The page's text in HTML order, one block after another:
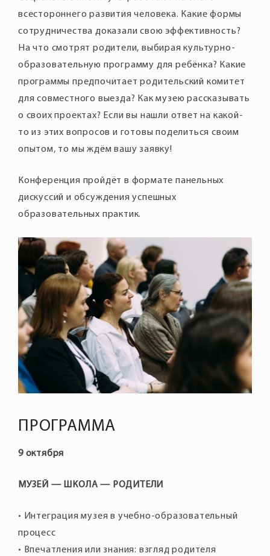
всестороннего развития человека. Какие формы
сотрудничества доказали свою эффективность?
На что смотрят родители, выбирая культурно-
образовательную программу для ребёнка? Какие
программы предпочитает родительский комитет
для совместного выезда? Как музею рассказывать
о своих проектах? Если вы нашли ответ на какой-
то из этих вопросов и готовы поделиться своим
опытом, то мы ждём вашу заявку!
Конференция пройдёт в формате панельных
дискуссий и обсуждения успешных
образовательных практик.
ПРОГРАММА
9 октября
МУЗЕЙ — ШКОЛА — РОДИТЕЛИ
• Интеграция музея в учебно-образовательный
процесс
• Впечатления или знания: взгляд родителя